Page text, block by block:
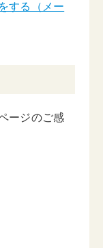
する（メー
ージのご感